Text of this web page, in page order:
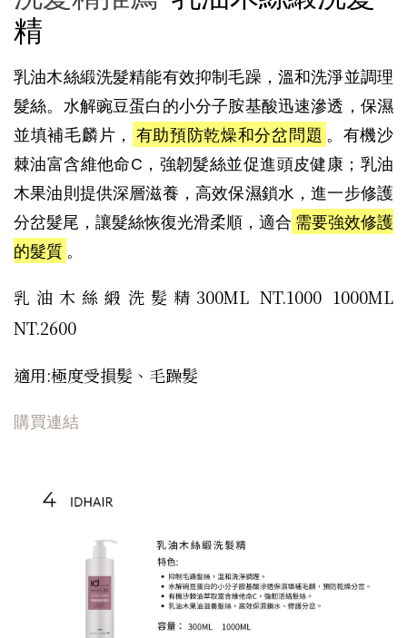
精
乳油木絲緞洗髮精能有效抑制毛躁，溫和洗淨並調理
髮絲。水解豌豆蛋白的小分子胺基酸迅速滲透，保濕
並填補毛麟片， 有助預防乾燥和分岔問題 。有機沙
棘油富含維他命C，強韌髮絲並促進頭皮健康；乳油
木果油則提供深層滋養，高效保濕鎖水，進一步修護
分岔髮尾，讓髮絲恢復光滑柔順，適合 需要強效修護
的髮質 。
乳油木絲緞洗髮精300ML NT.1000 1000ML
NT.2600
適用:極度受損髮、毛躁髮
購買連結